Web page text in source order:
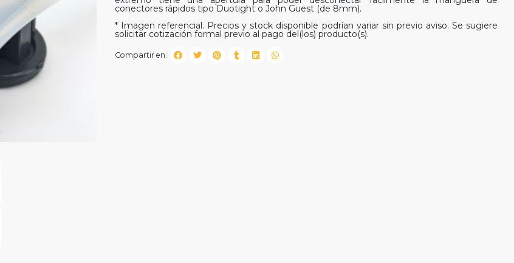
conectores rápidos tipo Duotight o John Guest (de 8mm).
* Imagen referencial. Precios y stock disponible podrían variar sin previo aviso. Se sugiere
solicitar cotización formal previo al pago del(los) producto(s).
Compartir en: